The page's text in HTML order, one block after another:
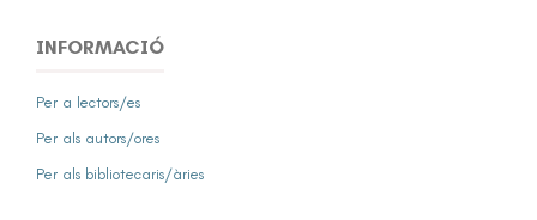
INFORMACIÓ
Per a lectors/es
Per als autors/ores
Per als bibliotecaris/àries